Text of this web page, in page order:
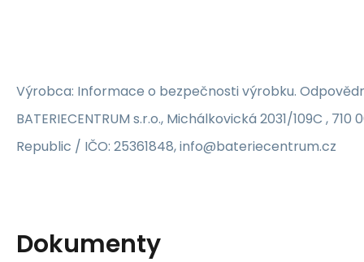
Výrobca: Informace o bezpečnosti výrobku.
BATERIECENTRUM s.r.o., Michálkovická 2031/109C ,
Republic / IČO: 25361848, info@bateriecentrum.cz
Dokumenty